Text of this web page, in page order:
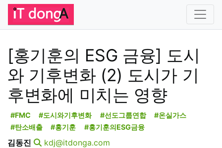
[홍기훈의 ESG 금융] 도시
와 기후변화 (2) 도시가 기
후변화에 미치는 영향
#FMC #도시와기후변화 #선도그룹연합
#온실가스
#탄소배출
#홍기훈 #홍기훈의ESG금융
김동진 kdj@itdonga.com